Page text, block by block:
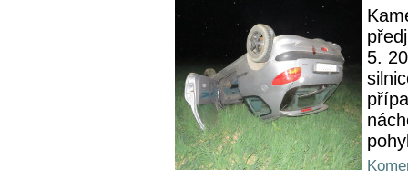
5.